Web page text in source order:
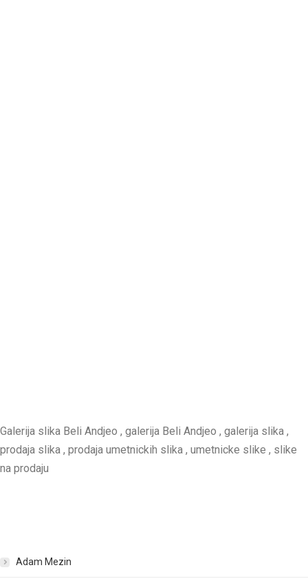
Galerija slika Beli Andjeo , galerija Beli Andjeo , galerija slika ,
prodaja slika , prodaja umetnickih slika , umetnicke slike , slike
na prodaju
Adam Mezin